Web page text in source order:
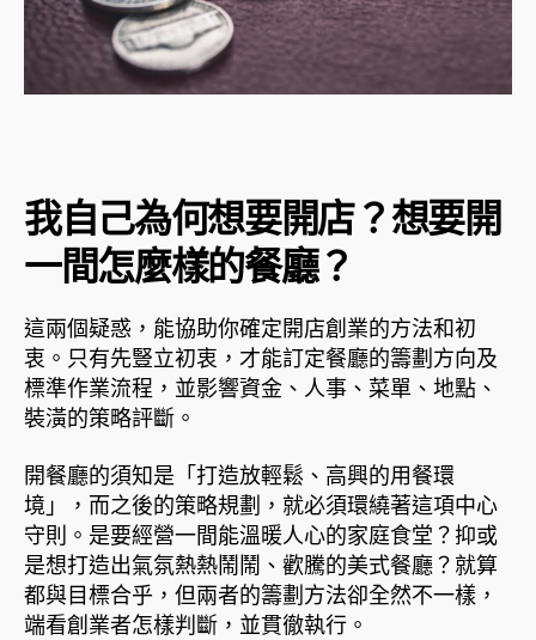
我自己為何想要開店？想要開
一間怎麼樣的餐廳？
這兩個疑惑，能協助你確定開店創業的方法和初
衷。只有先豎立初衷，才能訂定餐廳的籌劃方向及
標準作業流程，並影響資金、人事、菜單、地點、
裝潢的策略評斷。
開餐廳的須知是「打造放輕鬆、高興的用餐環
境」，而之後的策略規劃，就必須環繞著這項中心
守則。是要經營一間能溫暖人心的家庭食堂？抑或
是想打造出氣氛熱熱鬧鬧、歡騰的美式餐廳？就算
都與目標合乎，但兩者的籌劃方法卻全然不一樣，
端看創業者怎樣判斷，並貫徹執行。